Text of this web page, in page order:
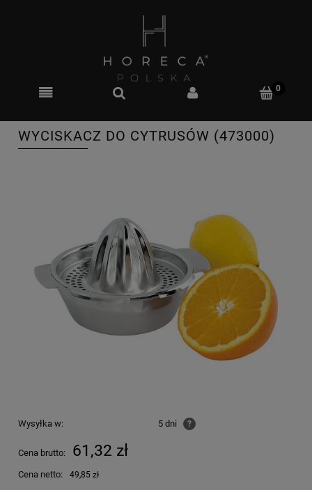
WYCISKACZ DO CYTRUSÓW (473000)
Wysyłka w: 5 dni ?
Cena brutto: 61,32 zł
Cena netto: 49,85 zł